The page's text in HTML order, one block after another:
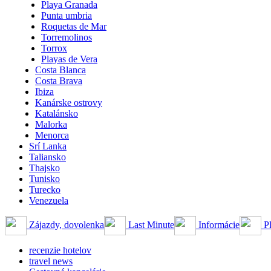
Playa Granada
Punta umbria
Roquetas de Mar
Torremolinos
Torrox
Playas de Vera
Costa Blanca
Costa Brava
Ibiza
Kanárske ostrovy
Katalánsko
Malorka
Menorca
Srí Lanka
Taliansko
Thajsko
Tunisko
Turecko
Venezuela
Zájazdy, dovolenka Last Minute Informácie
recenzie hotelov
travel news